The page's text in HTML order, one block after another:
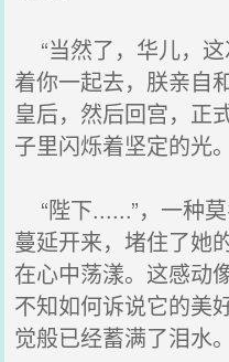
“当然了，华儿，
着你一起去，朕亲自
皇后，然后回宫，正
子里闪烁着坚定的光。
“陛下......”，一种
蔓延开来，堵住了她
在心中荡漾。这感动
不知如何诉说它的美
觉般已经蓄满了泪水。